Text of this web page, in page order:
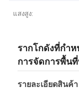
แสงสูง:
รากโกดังที่กําห
การจัดการพื้น
รายละเอียดสินค้า